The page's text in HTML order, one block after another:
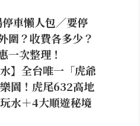
車懶人包／要停
圍？收費各多少？
一次整理！
】全台唯一「虎爺
園！虎尾632高地
水＋4大順遊秘境